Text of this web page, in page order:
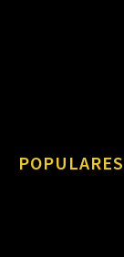
POPULARES